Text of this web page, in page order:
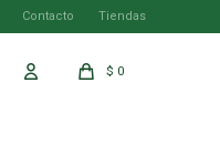
$ 0
Contacto Tiendas